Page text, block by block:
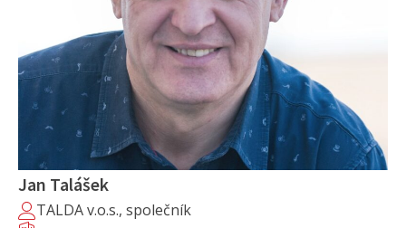
Jan Talášek
TALDA v.o.s., společník